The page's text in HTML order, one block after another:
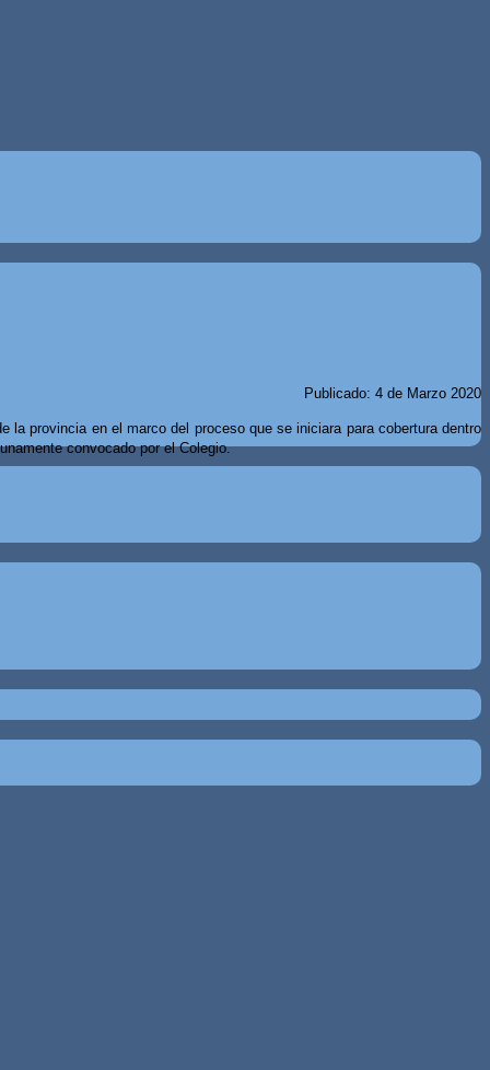
Publicado: 4 de Marzo 2020
la provincia en el marco del proceso que se iniciara para cobertura dentro
convocado por el Colegio.